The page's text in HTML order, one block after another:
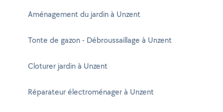
Aménagement du jardin à Unzent
Tonte de gazon - Débroussaillage à Unzent
Cloturer jardin à Unzent
Réparateur électroménager à Unzent